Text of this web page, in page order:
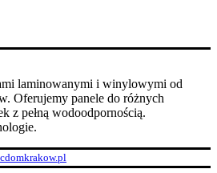
laminowanymi i winylowymi od
Oferujemy panele do różnych
z pełną wodoodpornością.